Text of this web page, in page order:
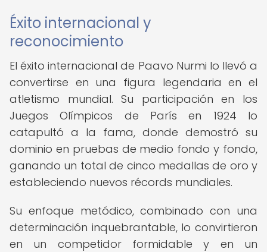
Éxito internacional y
reconocimiento
El éxito internacional de Paavo Nurmi lo llevó a
convertirse en una figura legendaria en el
atletismo mundial. Su participación en los
Juegos Olímpicos de París en 1924 lo
catapultó a la fama, donde demostró su
dominio en pruebas de medio fondo y fondo,
ganando un total de cinco medallas de oro y
estableciendo nuevos récords mundiales.
Su enfoque metódico, combinado con una
determinación inquebrantable, lo convirtieron
en un competidor formidable y en un